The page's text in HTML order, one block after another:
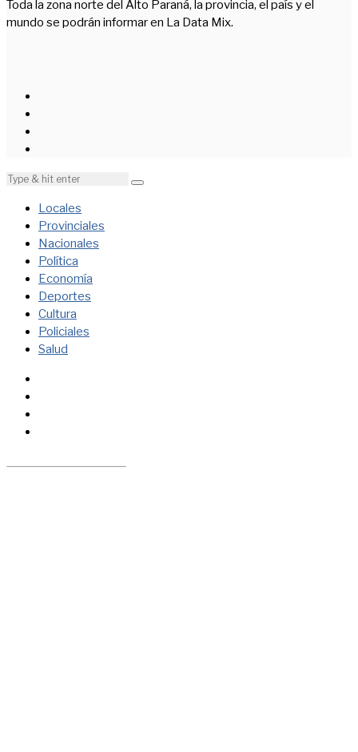
Toda la zona norte del Alto Paraná, la provincia, el país y el
mundo se podrán informar en La Data Mix.
Locales
Provinciales
Nacionales
Política
Economía
Deportes
Cultura
Policiales
Salud